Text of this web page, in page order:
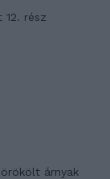
rész
árnyak